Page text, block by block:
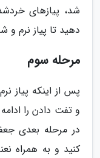
شد، پیازهای
دهید تا پیاز نرم
مرحله سوم
پس از اینکه پیاز
و تفت دادن را
در مرحله بعدی
کنید و به همراه